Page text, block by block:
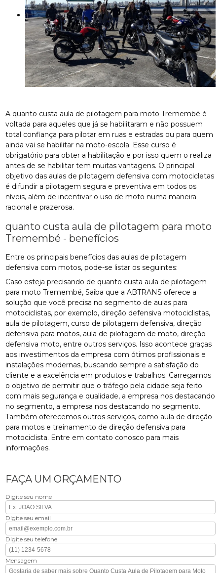
A quanto custa aula de pilotagem para moto Tremembé é
voltada para aqueles que já se habilitaram e não possuem
total confiança para pilotar em ruas e estradas ou para quem
ainda vai se habilitar na moto-escola. Esse curso é
obrigatório para obter a habilitação e por isso quem o realiza
antes de se habilitar tem muitas vantagens. O principal
objetivo das aulas de pilotagem defensiva com motocicletas
é difundir a pilotagem segura e preventiva em todos os
níveis, além de incentivar o uso de moto numa maneira
racional e prazerosa.
quanto custa aula de pilotagem para moto
Tremembé - benefícios
Entre os principais benefícios das aulas de pilotagem
defensiva com motos, pode-se listar os seguintes:
Caso esteja precisando de quanto custa aula de pilotagem
para moto Tremembé, Saiba que a ABTRANS oferece a
solução que você precisa no segmento de aulas para
motociclistas, por exemplo, direção defensiva motociclistas,
aula de pilotagem, curso de pilotagem defensiva, direção
defensiva para motos, aula de pilotagem de moto, direção
defensiva moto, entre outros serviços. Isso acontece graças
aos investimentos da empresa com ótimos profissionais e
instalações modernas, buscando sempre a satisfação do
cliente e a excelência em produtos e trabalhos. Carregamos
o objetivo de permitir que o tráfego pela cidade seja feito
com mais segurança e qualidade, a empresa nos destacando
no segmento, a empresa nos destacando no segmento.
Também oferecemos outros serviços, como aula de direção
para motos e treinamento de direção defensiva para
motociclista. Entre em contato conosco para mais
informações.
FAÇA UM ORÇAMENTO
Digite seu nome
Digite seu email
Digite seu telefone
Mensagem